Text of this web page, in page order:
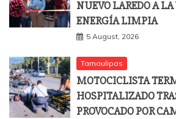
NUEVO LAREDO A
ENERGÍA LIMPIA
5 August, 2026
Tamaulipas
MOTOCICLISTA
HOSPITALIZADO
PROVOCADO POR